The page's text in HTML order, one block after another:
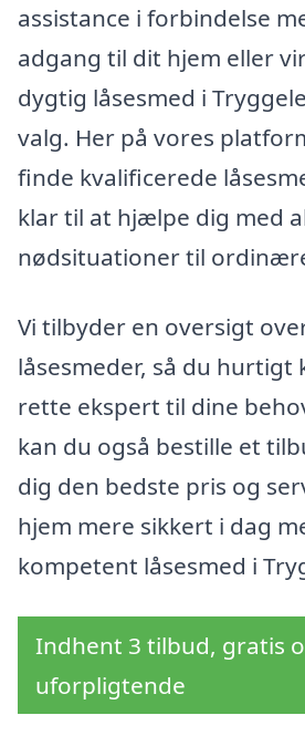
assistance i forbindelse
adgang til dit hjem eller
dygtig låsesmed i
valg. Her på vores
finde kvalificerede
klar til at hjælpe dig med
nødsituationer til
Vi tilbyder en oversigt
låsesmeder, så du hurtigt
rette ekspert til dine
kan du også bestille et
dig den bedste pris og
hjem mere sikkert i dag
kompetent låsesmed i
Indhent 3 tilbud, gratis
uforpligtende